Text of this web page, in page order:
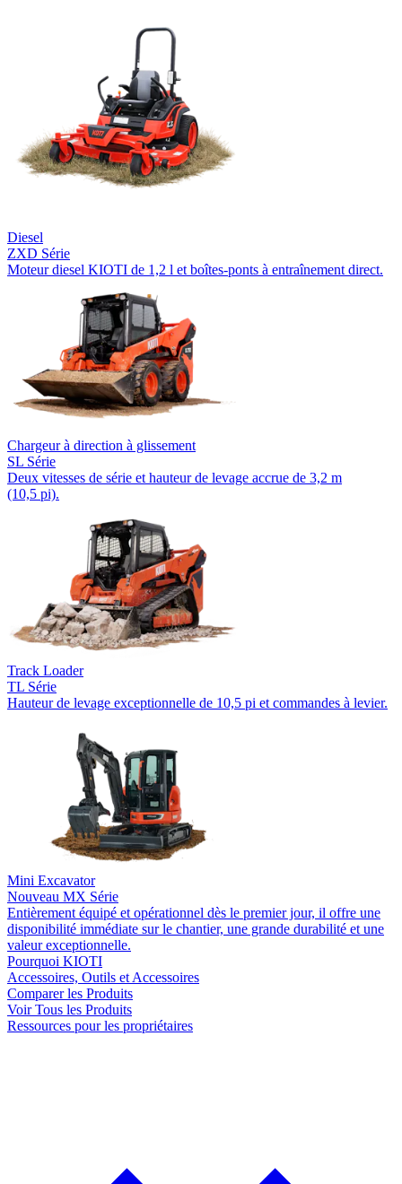
Diesel
ZXD Série
Moteur diesel KIOTI de 1,2 l et boîtes-ponts à entraînement direct.
Chargeur à direction à glissement
SL Série
Deux vitesses de série et hauteur de levage accrue de 3,2 m
(10,5 pi).
Track Loader
TL Série
Hauteur de levage exceptionnelle de 10,5 pi et commandes à levier.
Mini Excavator
Nouveau MX Série
Entièrement équipé et opérationnel dès le premier jour, il offre une
disponibilité immédiate sur le chantier, une grande durabilité et une
valeur exceptionnelle.
Pourquoi KIOTI
Accessoires, Outils et Accessoires
Comparer les Produits
Voir Tous les Produits
Ressources pour les propriétaires